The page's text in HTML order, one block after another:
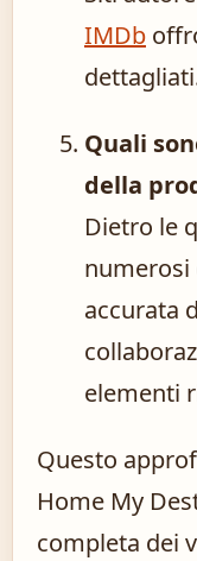
IMDb
Quali
della
Dietro le
numerosi
accurata
elementi
Questo
Home My
completa dei